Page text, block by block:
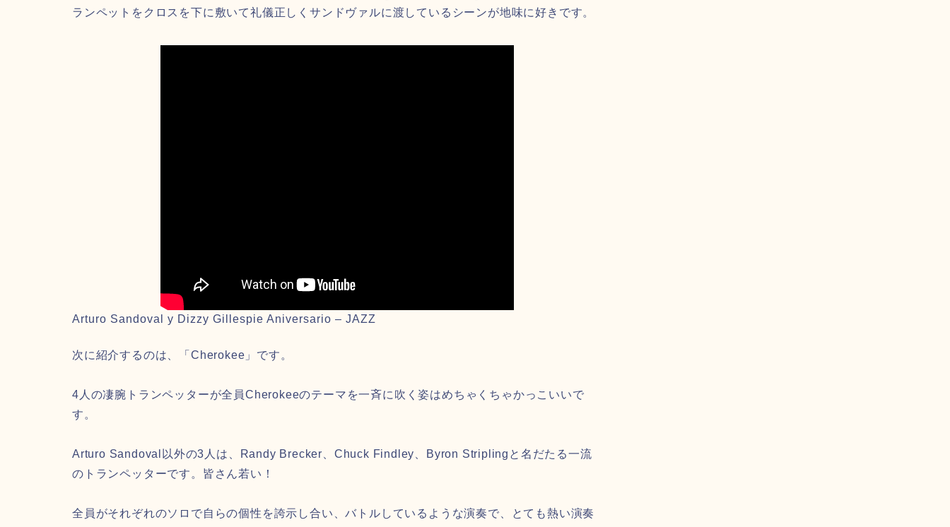
ランペットをクロスを下に敷いて礼儀正しくサンドヴァルに渡しているシーンが地味に好きです。
Arturo Sandoval y Dizzy Gillespie Aniversario – JAZZ
次に紹介するのは、「Cherokee」です。
4人の凄腕トランペッターが全員Cherokeeのテーマを一斉に吹く姿はめちゃくちゃかっこいいで
す。
Arturo Sandoval以外の3人は、Randy Brecker、Chuck Findley、Byron Striplingと名だたる一流
のトランペッターです。皆さん若い！
全員がそれぞれのソロで自らの個性を誇示し合い、バトルしているような演奏で、とても熱い演奏